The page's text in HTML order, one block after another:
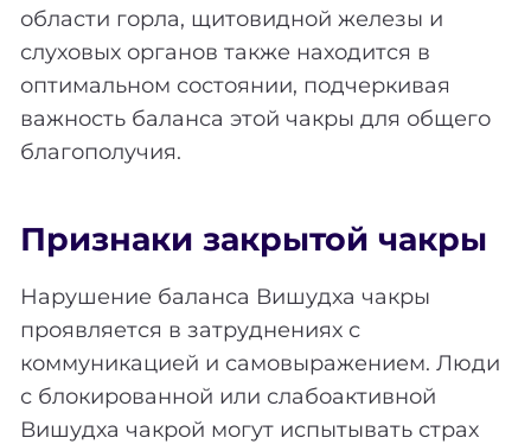
области горла, щитовидной железы и
слуховых органов также находится в
оптимальном состоянии, подчеркивая
важность баланса этой чакры для общего
благополучия.
Признаки закрытой чакры
Нарушение баланса Вишудха чакры
проявляется в затруднениях с
коммуникацией и самовыражением. Люди
с блокированной или слабоактивной
Вишудха чакрой могут испытывать страх